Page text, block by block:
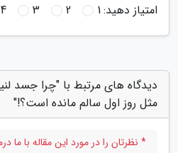
امتیاز دهید:1
2
3
4
مثل روز اول سالم مانده است؟!"
* نظرتان را در مورد این مقاله با ما